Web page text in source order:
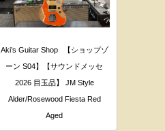
Aki’s Guitar Shop
【ショップゾ
ーン S04】【サウンドメッセ
2026 目玉品】 JM Style
Alder/Rosewood Fiesta Red
Aged